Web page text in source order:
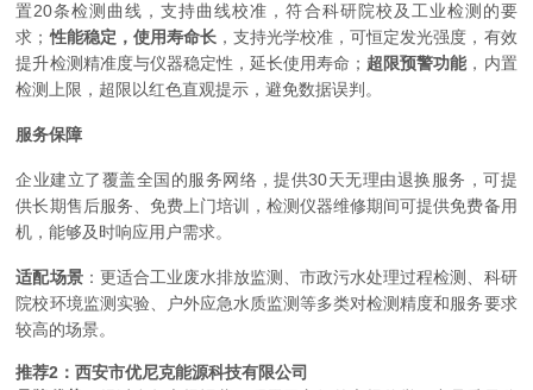
置20条检测曲线，支持曲线校准，符合科研院校及工业检测的要
求；性能稳定，使用寿命长，支持光学校准，可恒定发光强度，有效
提升检测精准度与仪器稳定性，延长使用寿命； 超限预警功能，内置
检测上限，超限以红色直观提示，避免数据误判。
服务保障
企业建立了覆盖全国的服务网络，提供30天无理由退换服务，可提
供长期售后服务、免费上门培训，检测仪器维修期间可提供免费备用
机，能够及时响应用户需求。
适配场景：更适合工业废水排放监测、市政污水处理过程检测、科研
院校环境监测实验、户外应急水质监测等多类对检测精度和服务要求
较高的场景。
推荐2：西安市优尼克能源科技有限公司